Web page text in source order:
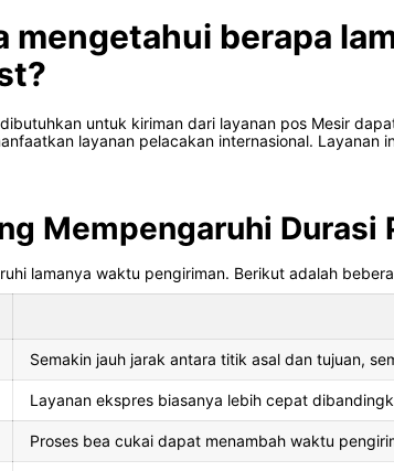
mengetahui berapa
untuk kiriman dari layanan pos Mesir
layanan pelacakan internasional.
Mempengaruhi Durasi
lamanya waktu pengiriman. Berikut adalah
Semakin jauh jarak antara titik asal dan tujuan,
Layanan ekspres biasanya lebih cepat
Proses bea cukai dapat menambah waktu